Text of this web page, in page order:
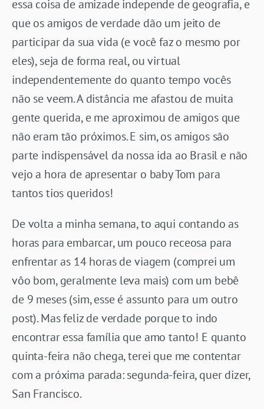
essa coisa de amizade independe de geografia, e
que os amigos de verdade dão um jeito de
participar da sua vida (e você faz o mesmo por
eles), seja de forma real, ou virtual
independentemente do quanto tempo vocês
não se veem. A distância me afastou de muita
gente querida, e me aproximou de amigos que
não eram tão próximos. E sim, os amigos são
parte indispensável da nossa ida ao Brasil e não
vejo a hora de apresentar o baby Tom para
tantos tios queridos!
De volta a minha semana, to aqui contando as
horas para embarcar, um pouco receosa para
enfrentar as 14 horas de viagem (comprei um
vôo bom, geralmente leva mais) com um bebê
de 9 meses (sim, esse é assunto para um outro
post). Mas feliz de verdade porque to indo
encontrar essa família que amo tanto! E quanto
quinta-feira não chega, terei que me contentar
com a próxima parada: segunda-feira, quer dizer,
San Francisco.